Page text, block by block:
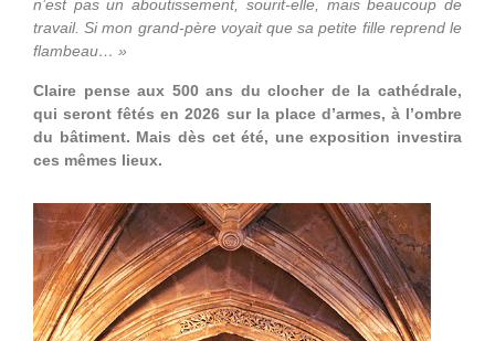
n’est pas un aboutissement, sourit-elle, mais beaucoup de
travail. Si mon grand-père voyait que sa petite fille reprend le
flambeau… »
Claire pense aux 500 ans du clocher de la cathédrale,
qui seront fêtés en 2026 sur la place d’armes, à l’ombre
du bâtiment. Mais dès cet été, une exposition investira
ces mêmes lieux.